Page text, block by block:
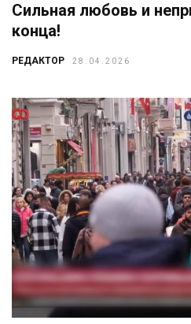
Сильная любовь и
конца!
РЕДАКТОР 28.04.2026